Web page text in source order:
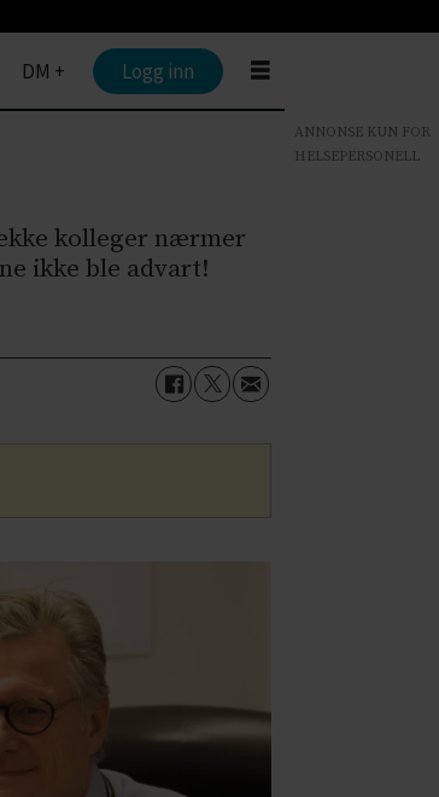
DM + Logg inn
kolleger nærmer
ikke ble advart!
ANNONSE KUN FOR
HELSEPERSONELL